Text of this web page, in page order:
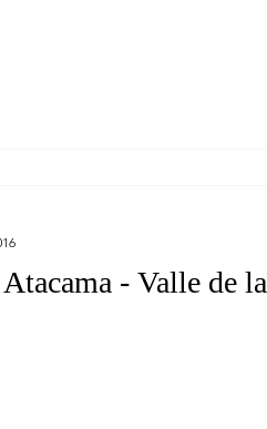
- Valle de la